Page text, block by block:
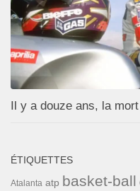
Il y a douze ans, la
ÉTIQUETTES
Atalanta atp basket-ball